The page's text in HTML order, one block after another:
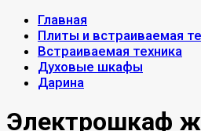
Главная
Плиты и встраиваемая
Встраиваемая техника
Духовые шкафы
Дарина
Электрошкаф